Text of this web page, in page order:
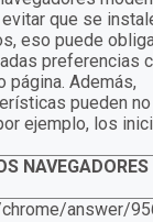
que se
eso puede
preferencias
Además,
pueden no
ejemplo, los
answer/